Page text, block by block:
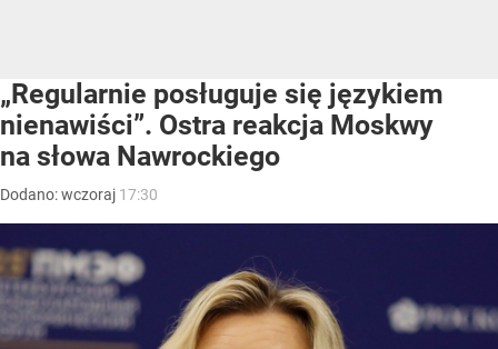
„Regularnie posługuje się językiem
nienawiści”. Ostra reakcja Moskwy
na słowa Nawrockiego
Dodano:wczoraj 17:30